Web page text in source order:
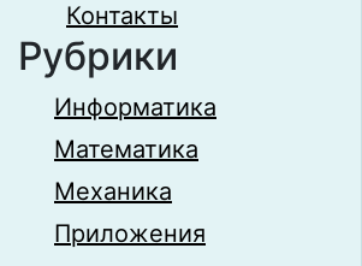
Контакты
Рубрики
Информатика
Математика
Механика
Приложения